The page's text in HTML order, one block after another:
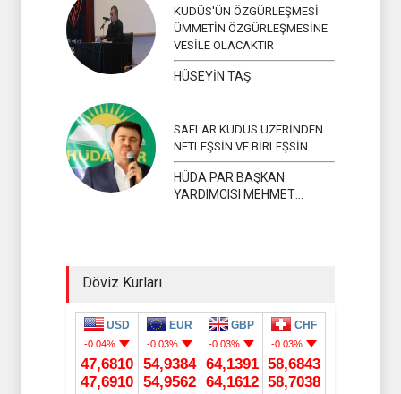
KUDÜS'ÜN ÖZGÜRLEŞMESİ
ÜMMETİN ÖZGÜRLEŞMESİNE
VESİLE OLACAKTIR
HÜSEYİN TAŞ
SAFLAR KUDÜS ÜZERİNDEN
NETLEŞSİN VE BİRLEŞSİN
HÜDA PAR BAŞKAN
YARDIMCISI MEHMET
Döviz Kurları